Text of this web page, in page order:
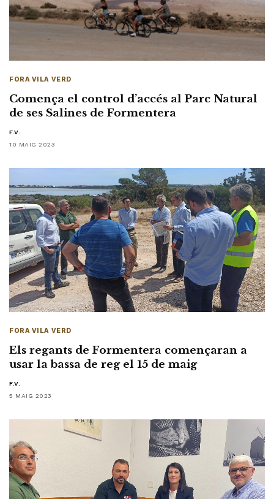
FORA VILA VERD
Comença el control d’accés al Parc Natural
de ses Salines de Formentera
F.V.
10 MAIG 2023
FORA VILA VERD
Els regants de Formentera començaran a
usar la bassa de reg el 15 de maig
F.V.
5 MAIG 2023